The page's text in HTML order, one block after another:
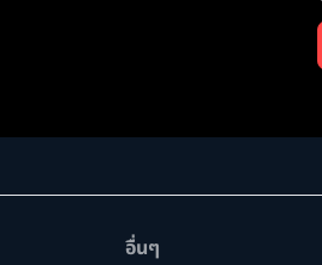
อื่นๆ